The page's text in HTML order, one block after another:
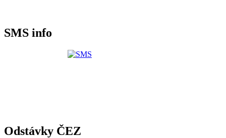
SMS info
Odstávky ČEZ